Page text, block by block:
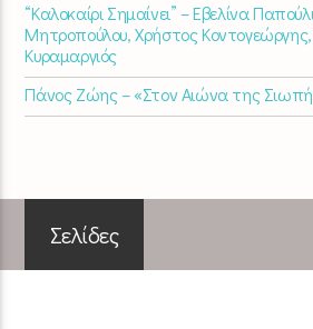
“Καλοκαίρι Σημαίνει” – Εβελίνα
Μητροπούλου, Χρήστος
Κυραμαργιός
Πάνος Ζώης – «Στον Αιώνα της
Σελίδες